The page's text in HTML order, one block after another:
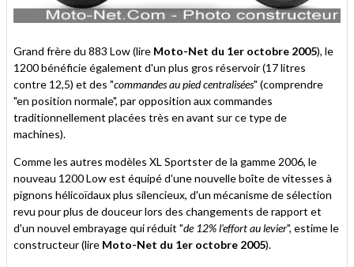
Grand frère du 883 Low (lire Moto-Net du 1er octobre 2005), le
1200 bénéficie également d'un plus gros réservoir (17 litres
contre 12,5) et des "commandes au pied centralisées" (comprendre
"en position normale", par opposition aux commandes
traditionnellement placées très en avant sur ce type de
machines).
Comme les autres modèles XL Sportster de la gamme 2006, le
nouveau 1200 Low est équipé d'une nouvelle boîte de vitesses à
pignons hélicoïdaux plus silencieux, d'un mécanisme de sélection
revu pour plus de douceur lors des changements de rapport et
d'un nouvel embrayage qui réduit "de 12% l'effort au levier", estime le
constructeur (lire Moto-Net du 1er octobre 2005).